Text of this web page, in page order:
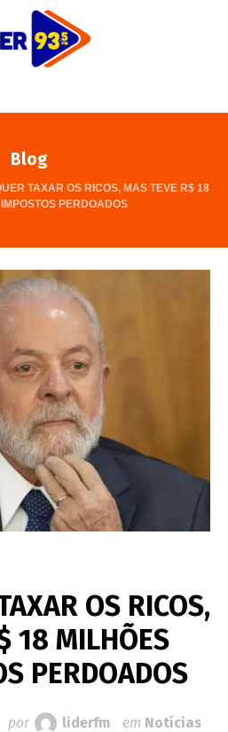
Blog
TAXAR OS RICOS, MAS TEVE R$ 18
PERDOADOS
OS RICOS,
18 MILHÕES
PERDOADOS
por liderfm em Notícias